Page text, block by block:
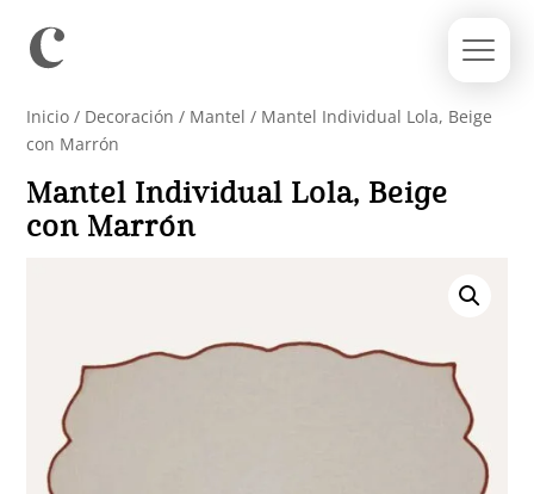
Inicio / Decoración / Mantel / Mantel Individual Lola, Beige
con Marrón
Mantel Individual Lola, Beige
con Marrón